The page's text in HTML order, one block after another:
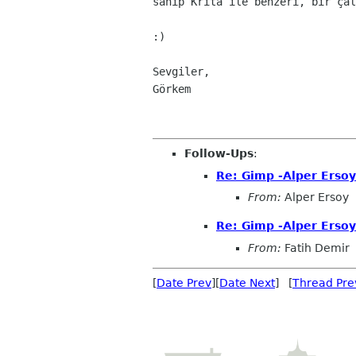
:)
Sevgiler,
Görkem
Follow-Ups:
Re: Gimp -Alper Ersoy
From: Alper Ersoy
Re: Gimp -Alper Ersoy
From: Fatih Demir
[Date Prev][Date Next] [Thread